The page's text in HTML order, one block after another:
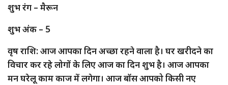
शुभ रंग – मैरून
शुभ अंक – 5
वृष राशि: आज आपका दिन अच्छा रहने वाला है। घर खरीदने का
विचार कर रहे लोगों के लिए आज का दिन शुभ है। आज आपका
मन घरेलू काम काज में लगेगा। आज बॉस आपको किसी नए